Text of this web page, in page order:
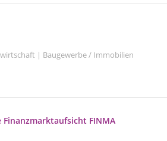
| Baugewerbe / Immobilien
Finanzmarktaufsicht FINMA